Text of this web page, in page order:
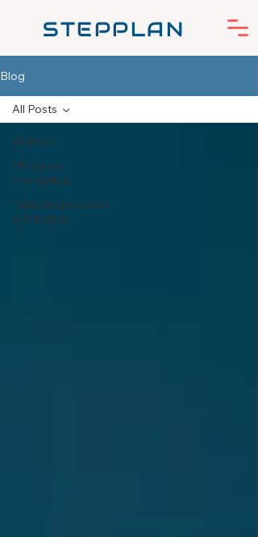
STEPPLAN
Blog
All Posts
Efficienza
Energetica
Telecomunicazioni
& Soluzioni
IT
All Posts